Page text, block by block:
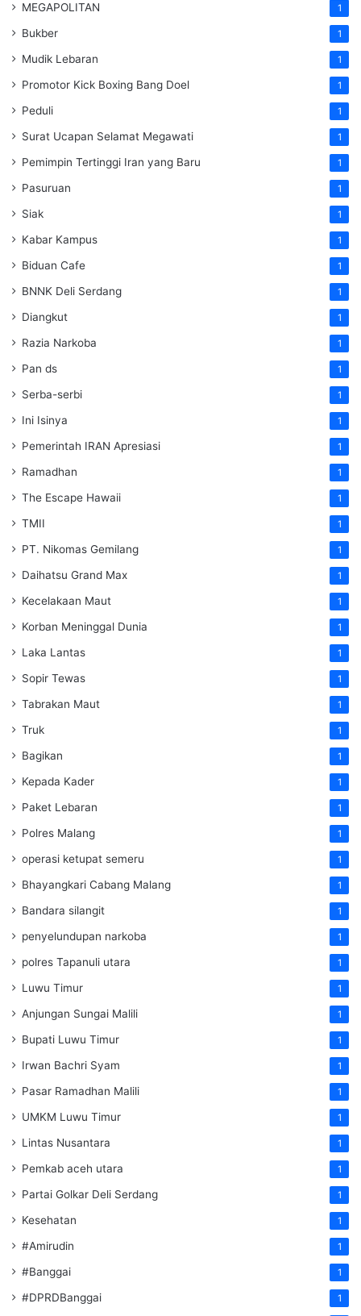
MEGAPOLITAN 1
Bukber 1
Mudik Lebaran 1
Promotor Kick Boxing Bang Doel 1
Peduli 1
Surat Ucapan Selamat Megawati 1
Pemimpin Tertinggi Iran yang Baru 1
Pasuruan 1
Siak 1
Kabar Kampus 1
Biduan Cafe 1
BNNK Deli Serdang 1
Diangkut 1
Razia Narkoba 1
Pan ds 1
Serba-serbi 1
Ini Isinya 1
Pemerintah IRAN Apresiasi 1
Ramadhan 1
The Escape Hawaii 1
TMII 1
PT. Nikomas Gemilang 1
Daihatsu Grand Max 1
Kecelakaan Maut 1
Korban Meninggal Dunia 1
Laka Lantas 1
Sopir Tewas 1
Tabrakan Maut 1
Truk 1
Bagikan 1
Kepada Kader 1
Paket Lebaran 1
Polres Malang 1
operasi ketupat semeru 1
Bhayangkari Cabang Malang 1
Bandara silangit 1
penyelundupan narkoba 1
polres Tapanuli utara 1
Luwu Timur 1
Anjungan Sungai Malili 1
Bupati Luwu Timur 1
Irwan Bachri Syam 1
Pasar Ramadhan Malili 1
UMKM Luwu Timur 1
Lintas Nusantara 1
Pemkab aceh utara 1
Partai Golkar Deli Serdang 1
Kesehatan 1
#Amirudin 1
#Banggai 1
#DPRDBanggai 1